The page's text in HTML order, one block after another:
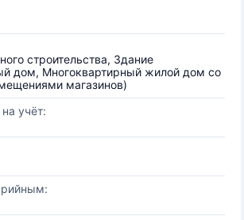
строительства, Здание
дом, Многоквартирный жилой дом со
магазинов)
учёт: